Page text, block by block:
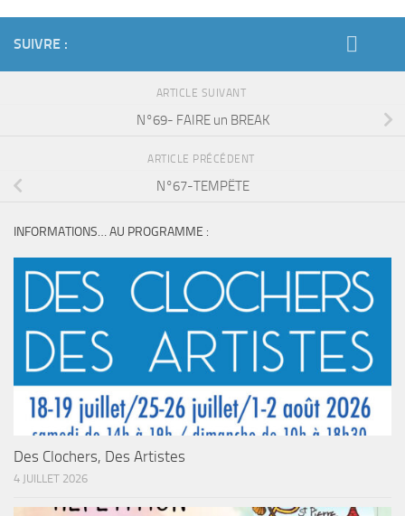
SUIVRE :
ARTICLE SUIVANT
N°69- FAIRE un BREAK
ARTICLE PRÉCÉDENT
N°67-TEMPËTE
INFORMATIONS… AU PROGRAMME :
Des Clochers, Des Artistes
4 JUILLET 2026